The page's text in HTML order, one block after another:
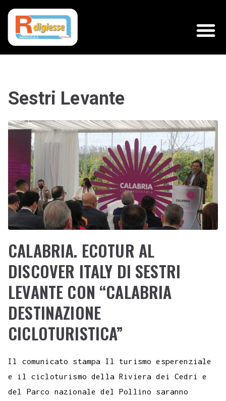
Sestri Levante
CALABRIA. ECOTUR AL
DISCOVER ITALY DI SESTRI
LEVANTE CON “CALABRIA
DESTINAZIONE
CICLOTURISTICA”
Il comunicato stampa Il turismo esperenziale
e il cicloturismo della Riviera dei Cedri e
del Parco nazionale del Pollino saranno